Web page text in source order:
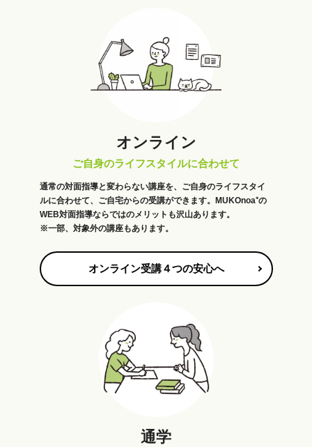
オンライン
ご自身のライフスタイルに合わせて
通常の対面指導と変わらない講座を、ご自身のライフスタイ
ルに合わせて、ご自宅からの受講ができます。MUKOnoa⁺の
WEB対面指導ならではのメリットも沢山あります。
※一部、対象外の講座もあります。
オンライン受講４つの安心へ
通学